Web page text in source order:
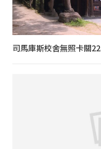
司馬庫斯校舍無照卡關